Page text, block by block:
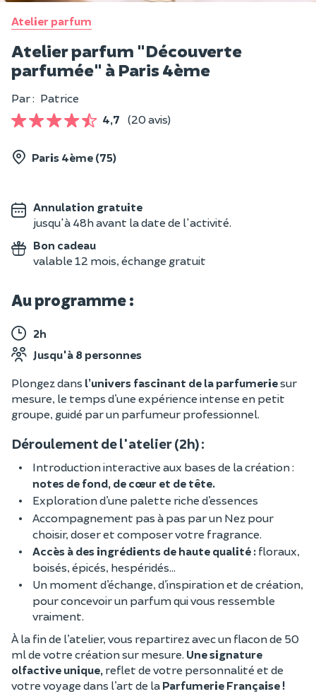
Atelier parfum
Atelier parfum "Découverte
parfumée" à Paris 4ème
Par : Patrice
4,7
(20 avis)
Paris 4ème (75)
Annulation gratuite
jusqu'à 48h avant la date de l'activité.
Bon cadeau
valable 12 mois, échange gratuit
Au programme :
2h
Jusqu'à 8 personnes
Plongez dans l’univers fascinant de la parfumeriesur
mesure, le temps d’une expérience intense en petit
groupe, guidé par un parfumeur professionnel.
Déroulement de l'atelier (2h) :
Introduction interactive aux bases de la création :
notes de fond, de cœur et de tête.
Exploration d’une palette riche d’essences
Accompagnement pas à pas par un Nez pour
choisir, doser et composer votre fragrance.
Accès à des ingrédients de haute qualité : floraux,
boisés, épicés, hespéridés…
Un moment d’échange, d’inspiration et de création,
pour concevoir un parfum qui vous ressemble
vraiment.
À la fin de l’atelier, vous repartirez avec un flacon de 50
ml de votre création sur mesure. Une signature
olfactive unique, reflet de votre personnalité et de
votre voyage dans l’art de la Parfumerie Française !